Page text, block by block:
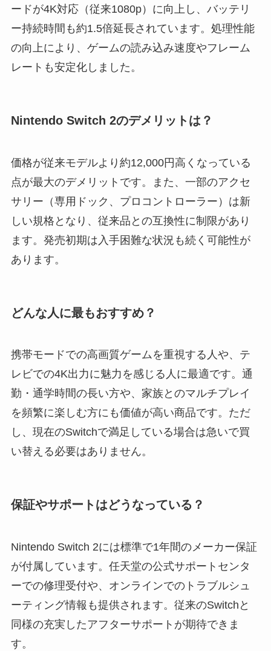
ードが4K対応（従来1080p）に向上し、バッテリ
ー持続時間も約1.5倍延長されています。処理性能
の向上により、ゲームの読み込み速度やフレーム
レートも安定化しました。
Nintendo Switch 2のデメリットは？
価格が従来モデルより約12,000円高くなっている
点が最大のデメリットです。また、一部のアクセ
サリー（専用ドック、プロコントローラー）は新
しい規格となり、従来品との互換性に制限があり
ます。発売初期は入手困難な状況も続く可能性が
あります。
どんな人に最もおすすめ？
携帯モードでの高画質ゲームを重視する人や、テ
レビでの4K出力に魅力を感じる人に最適です。通
勤・通学時間の長い方や、家族とのマルチプレイ
を頻繁に楽しむ方にも価値が高い商品です。ただ
し、現在のSwitchで満足している場合は急いで買
い替える必要はありません。
保証やサポートはどうなっている？
Nintendo Switch 2には標準で1年間のメーカー保証
が付属しています。任天堂の公式サポートセンタ
ーでの修理受付や、オンラインでのトラブルシュ
ーティング情報も提供されます。従来のSwitchと
同様の充実したアフターサポートが期待できま
す。